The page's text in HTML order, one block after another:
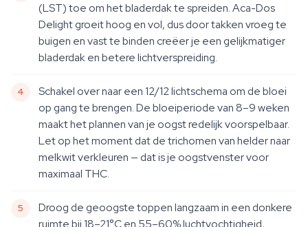
(LST) toe om het bladerdak te spreiden. Aca-Dos
Delight groeit hoog en vol, dus door takken vroeg te
buigen en vast te binden creëer je een gelijkmatiger
bladerdak en betere lichtverspreiding.
Schakel over naar een 12/12 lichtschema om de bloei
op gang te brengen. De bloeiperiode van 8–9 weken
maakt het plannen van je oogst redelijk voorspelbaar.
Let op het moment dat de trichomen van helder naar
melkwit verkleuren — dat is je oogstvenster voor
maximaal THC.
Droog de geoogste toppen langzaam in een donkere
ruimte bij 18–21°C en 55–60% luchtvochtigheid,